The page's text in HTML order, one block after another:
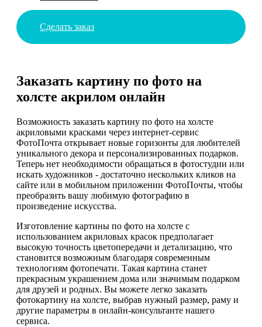
Сделать заказ
Заказать картину по фото на
холсте акрилом онлайн
Возможность заказать картину по фото на холсте
акриловыми красками через интернет-сервис
ФотоПочта открывает новые горизонты для любителей
уникального декора и персонализированных подарков.
Теперь нет необходимости обращаться в фотостудии или
искать художников - достаточно нескольких кликов на
сайте или в мобильном приложении ФотоПочты, чтобы
преобразить вашу любимую фотографию в
произведение искусства.
Изготовление картины по фото на холсте с
использованием акриловых красок предполагает
высокую точность цветопередачи и детализацию, что
становится возможным благодаря современным
технологиям фотопечати. Такая картина станет
прекрасным украшением дома или значимым подарком
для друзей и родных. Вы можете легко заказать
фотокартину на холсте, выбрав нужный размер, раму и
другие параметры в онлайн-консультанте нашего
сервиса.